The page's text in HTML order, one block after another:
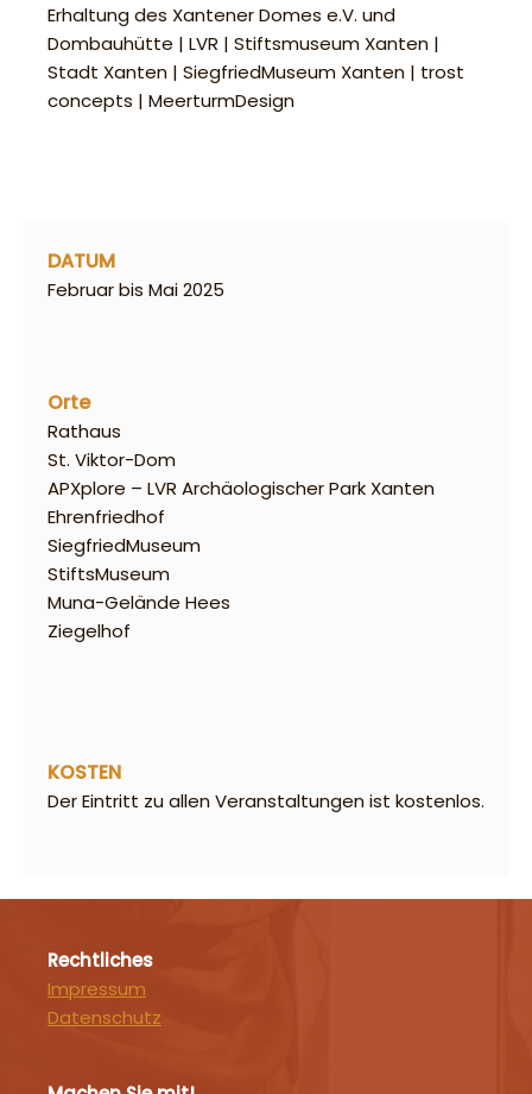
Erhaltung des Xantener Domes e.V. und
Dombauhütte | LVR | Stiftsmuseum Xanten |
Stadt Xanten | SiegfriedMuseum Xanten | trost
concepts | MeerturmDesign
DATUM
Februar bis Mai 2025
Orte
Rathaus
St. Viktor-Dom
APXplore – LVR Archäologischer Park Xanten
Ehrenfriedhof
SiegfriedMuseum
StiftsMuseum
Muna-Gelände Hees
Ziegelhof
KOSTEN
Der Eintritt zu allen Veranstaltungen ist kostenlos.
Rechtliches
Impressum
Datenschutz